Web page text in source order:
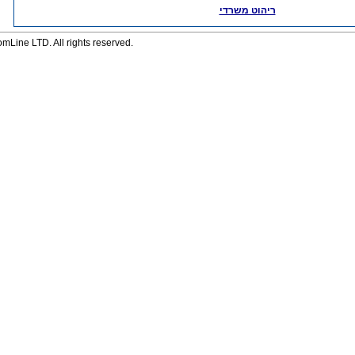
ריהוט משרדי
LTD. All rights reserved.